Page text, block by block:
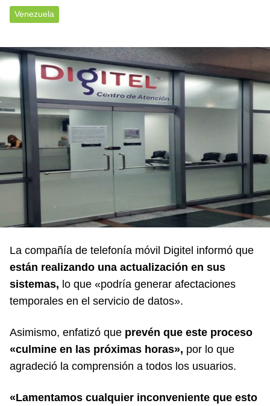
Venezuela
La compañía de telefonía móvil Digitel informó que
están realizando una actualización en sus
sistemas, lo que «podría generar afectaciones
temporales en el servicio de datos».
Asimismo, enfatizó que prevén que este proceso
«culmine en las próximas horas», por lo que
agradeció la comprensión a todos los usuarios.
«Lamentamos cualquier inconveniente que esto